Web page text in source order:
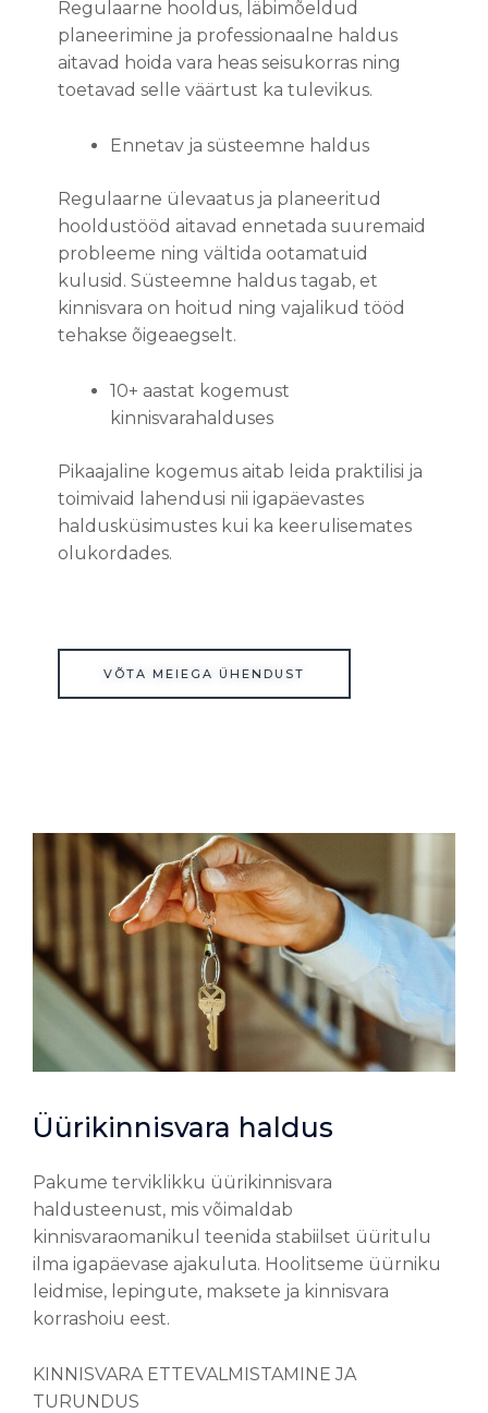
Regulaarne hooldus, läbimõeldud
planeerimine ja professionaalne haldus
aitavad hoida vara heas seisukorras ning
toetavad selle väärtust ka tulevikus.
Ennetav ja süsteemne haldus
Regulaarne ülevaatus ja planeeritud
hooldustööd aitavad ennetada suuremaid
probleeme ning vältida ootamatuid
kulusid. Süsteemne haldus tagab, et
kinnisvara on hoitud ning vajalikud tööd
tehakse õigeaegselt.
10+ aastat kogemust
kinnisvarahalduses
Pikaajaline kogemus aitab leida praktilisi ja
toimivaid lahendusi nii igapäevastes
haldusküsimustes kui ka keerulisemates
olukordades.
VÕTA MEIEGA ÜHENDUST
Üürikinnisvara haldus
Pakume terviklikku üürikinnisvara
haldusteenust, mis võimaldab
kinnisvaraomanikul teenida stabiilset üüritulu
ilma igapäevase ajakuluta. Hoolitseme üürniku
leidmise, lepingute, maksete ja kinnisvara
korrashoiu eest.
KINNISVARA ETTEVALMISTAMINE JA
TURUNDUS